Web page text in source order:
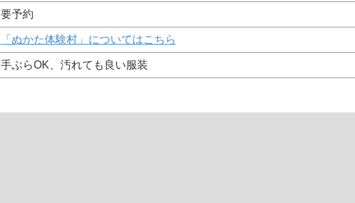
要予約
「ぬかた体験村」についてはこちら
手ぶらOK、汚れても良い服装